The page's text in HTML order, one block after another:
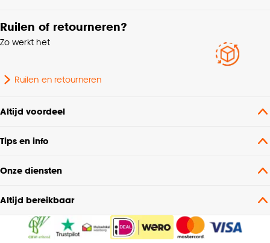
Krimptolerantie
Ruilen of retourneren?
Zo werkt het
Ruilen en retourneren
Altijd voordeel
Tips en info
Onze diensten
Altijd bereikbaar